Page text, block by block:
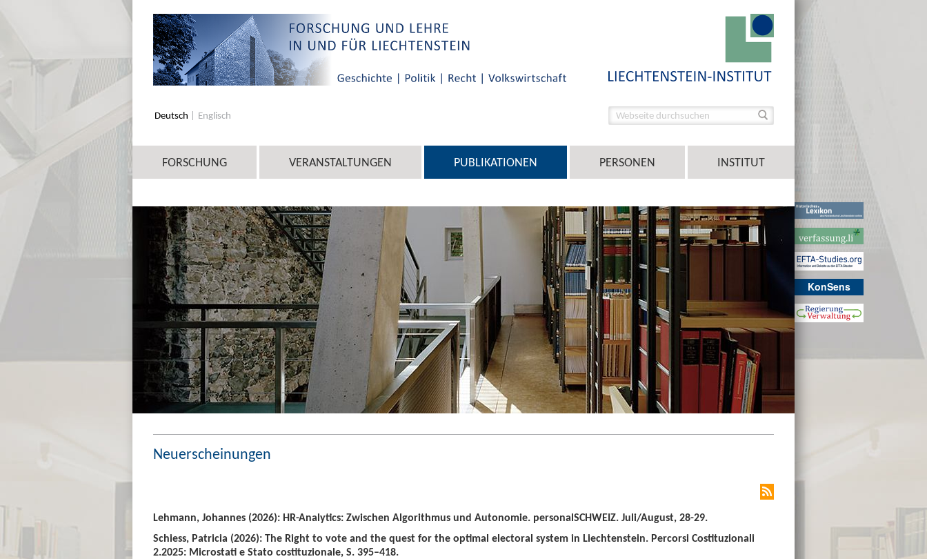
KonSens
Deutsch Englisch
FORSCHUNG VERANSTALTUNGEN PUBLIKATIONEN PERSONEN INSTITUT
Neuerscheinungen
Lehmann, Johannes (2026): HR-Analytics: Zwischen Algorithmus und Autonomie. personalSCHWEIZ. Juli/August, 28-29.
Schiess, Patricia (2026): The Right to vote and the quest for the optimal electoral system in Liechtenstein. Percorsi Costituzionali
2.2025: Microstati e Stato costituzionale, S. 395–418.